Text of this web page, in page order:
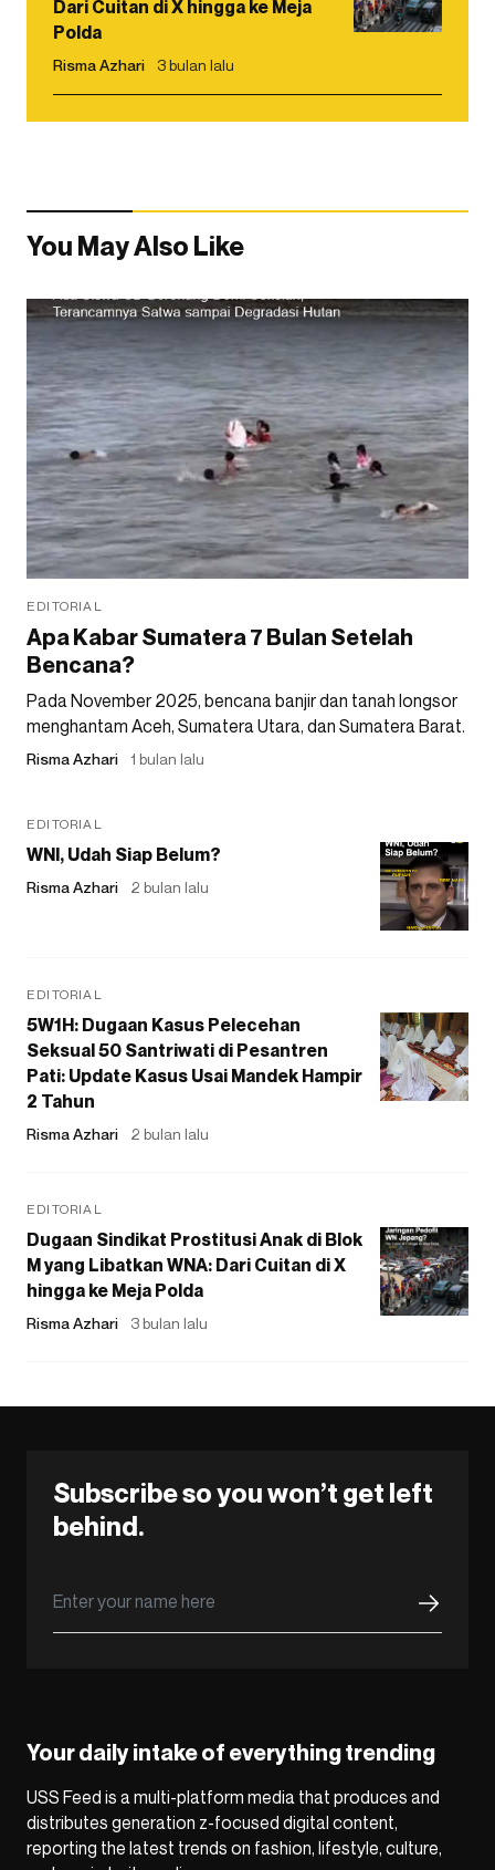
Dari Cuitan di X hingga ke Meja
Polda
Risma Azhari 3 bulan lalu
You May Also Like
EDITORIAL
Apa Kabar Sumatera 7 Bulan Setelah
Bencana?
Pada November 2025, bencana banjir dan tanah longsor
menghantam Aceh, Sumatera Utara, dan Sumatera Barat.
Risma Azhari 1 bulan lalu
EDITORIAL
WNI, Udah Siap Belum?
Risma Azhari 2 bulan lalu
EDITORIAL
5W1H: Dugaan Kasus Pelecehan
Seksual 50 Santriwati di Pesantren
Pati: Update Kasus Usai Mandek Hampir
2 Tahun
Risma Azhari 2 bulan lalu
EDITORIAL
Dugaan Sindikat Prostitusi Anak di Blok
M yang Libatkan WNA: Dari Cuitan di X
hingga ke Meja Polda
Risma Azhari 3 bulan lalu
Subscribe so you won’t get left
behind.
Your daily intake of everything trending
USS Feed is a multi-platform media that produces and
distributes generation z-focused digital content,
reporting the latest trends on fashion, lifestyle, culture,